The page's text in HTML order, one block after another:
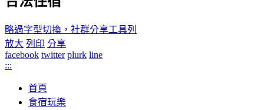
略過字型切換，社群分享工具列
放大 列印 分享
facebook twitter plurk line
:::
首頁
食宿玩樂